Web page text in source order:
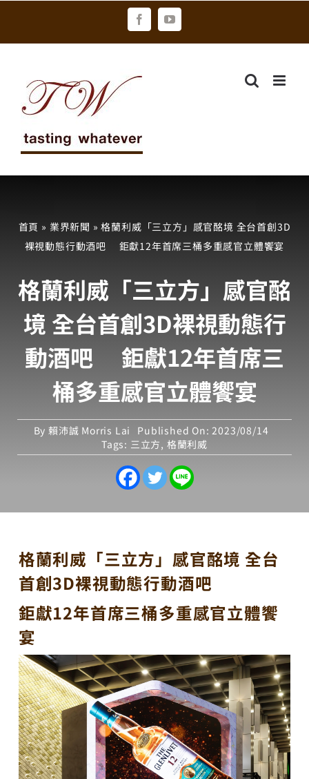
FacebookYouTube
首頁 » 業界新聞 »格蘭利威「三立方」感官酩境 全台首創3D
裸視動態行動酒吧 鉅獻12年首席三桶多重感官立體饗宴
格蘭利威「三立方」感官酩
境 全台首創3D裸視動態行
動酒吧 鉅獻12年首席三
桶多重感官立體饗宴
By 賴沛誠 Morris Lai
Published On: 2023/08/14
Tags: 三立方, 格蘭利威
格蘭利威「三立方」感官酩境 全台
首創3D裸視動態行動酒吧
鉅獻12年首席三桶多重感官立體饗
宴